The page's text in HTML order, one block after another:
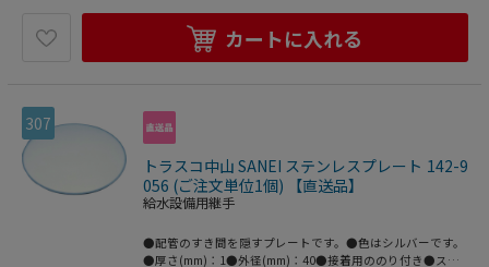
カートに入れる
307
トラスコ中山 SANEI ステンレスプレート 142-9
056 (ご注文単位1個) 【直送品】
給水設備用継手
●配管のすき間を隠すプレートです。●色はシルバーです。
●厚さ(mm)：1●外径(mm)：40●接着用ののり付き●ステ